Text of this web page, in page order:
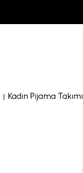
Kadın Pijama Takımı